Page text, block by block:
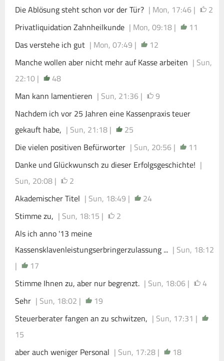
Die Ablösung steht schon vor der Tür? | Mon, 17:46 |
2
Privatliquidation Zahnheilkunde | Mon, 09:18 |
11
Das verstehe ich gut | Mon, 07:49 |
12
Manche wollen aber nicht mehr auf Kasse arbeiten | Sun,
22:10 |
48
Man kann lamentieren | Sun, 21:36 |
9
Nachdem ich vor 25 Jahren eine Kassenpraxis teuer
gekauft habe, | Sun, 21:18 |
25
Die vielen positiven Befürworter | Sun, 20:56 |
11
Danke und Glückwunsch zu dieser Erfolgsgeschichte! |
Sun, 20:08 |
2
Akademischer Titel | Sun, 18:49 |
24
Stimme zu, | Sun, 18:15 |
2
Als ich anno '13 meine
Kassensklavenleistungserbringerzulassung ... | Sun, 18:12
|
17
Stimme Ihnen zu, aber nur begrenzt. | Sun, 18:06 |
4
Sehr | Sun, 18:02 |
19
Steuerberater fangen an zu schwitzen, | Sun, 17:31 |
15
aber auch weniger Personal | Sun, 17:28 |
18